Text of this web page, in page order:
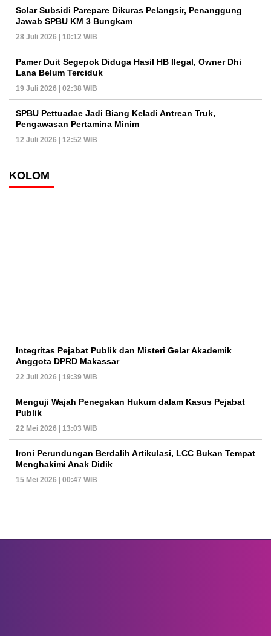
Solar Subsidi Parepare Dikuras Pelangsir, Penanggung
Jawab SPBU KM 3 Bungkam
28 Juli 2026 | 10:12 WIB
Pamer Duit Segepok Diduga Hasil HB Ilegal, Owner Dhi
Lana Belum Terciduk
19 Juli 2026 | 02:38 WIB
SPBU Pettuadae Jadi Biang Keladi Antrean Truk,
Pengawasan Pertamina Minim
12 Juli 2026 | 12:52 WIB
KOLOM
Integritas Pejabat Publik dan Misteri Gelar Akademik
Anggota DPRD Makassar
22 Juli 2026 | 19:39 WIB
Menguji Wajah Penegakan Hukum dalam Kasus Pejabat
Publik
22 Mei 2026 | 13:03 WIB
Ironi Perundungan Berdalih Artikulasi, LCC Bukan Tempat
Menghakimi Anak Didik
15 Mei 2026 | 00:47 WIB